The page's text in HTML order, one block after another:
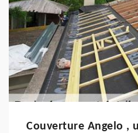
Couverture Angelo ,